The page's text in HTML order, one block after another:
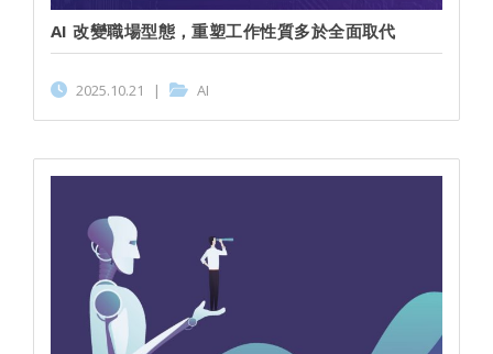
AI 改變職場型態，重塑工作性質多於全面取代
2025.10.21 | AI